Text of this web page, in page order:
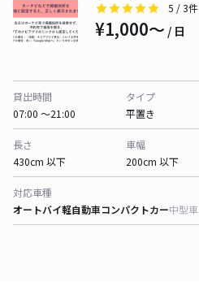
5 / 3件
¥1,000〜 / 日
貸出時間
07:00 〜21:00
タイプ
平置き
長さ
430cm 以下
車幅
200cm 以下
対応車種
オートバイ軽自動車コンパクトカー中型車